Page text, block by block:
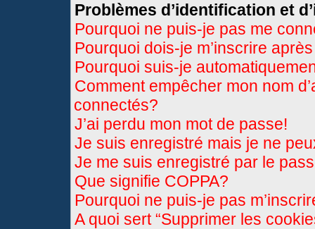
Problèmes d’identification et
Pourquoi ne puis-je pas me
Pourquoi dois-je m’inscrire
Pourquoi suis-je
Comment empêcher mon nom
connectés?
J’ai perdu mon mot de passe!
Je suis enregistré mais je ne
Je me suis enregistré par le
Que signifie COPPA?
Pourquoi ne puis-je pas
A quoi sert “Supprimer les